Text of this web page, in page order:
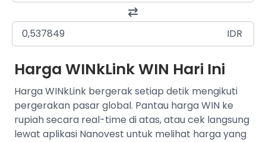
IDR
Harga WINkLink WIN Hari Ini
Harga WINkLink bergerak setiap detik mengikuti
pergerakan pasar global. Pantau harga WIN ke
rupiah secara real-time di atas, atau cek langsung
lewat aplikasi Nanovest untuk melihat harga yang